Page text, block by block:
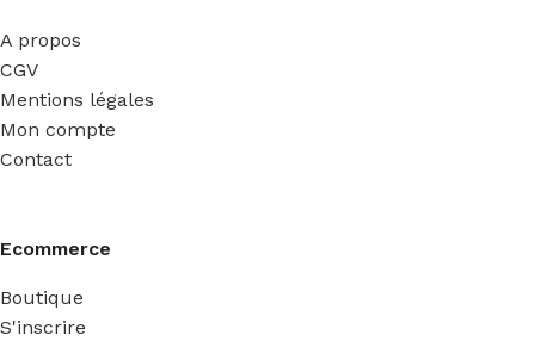
A propos
CGV
Mentions légales
Mon compte
Contact
Ecommerce
Boutique
S'inscrire